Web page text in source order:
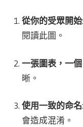
從你的受眾開始
閱讀此圖。
一張圖表，一
晰。
使用一致的命名
會造成混淆。